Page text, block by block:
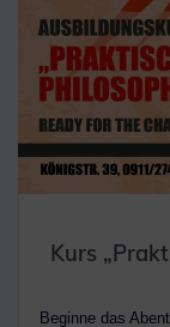
Kurs
Beginne das